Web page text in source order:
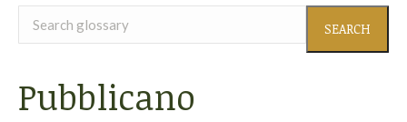
Search
glossary
Pubblicano